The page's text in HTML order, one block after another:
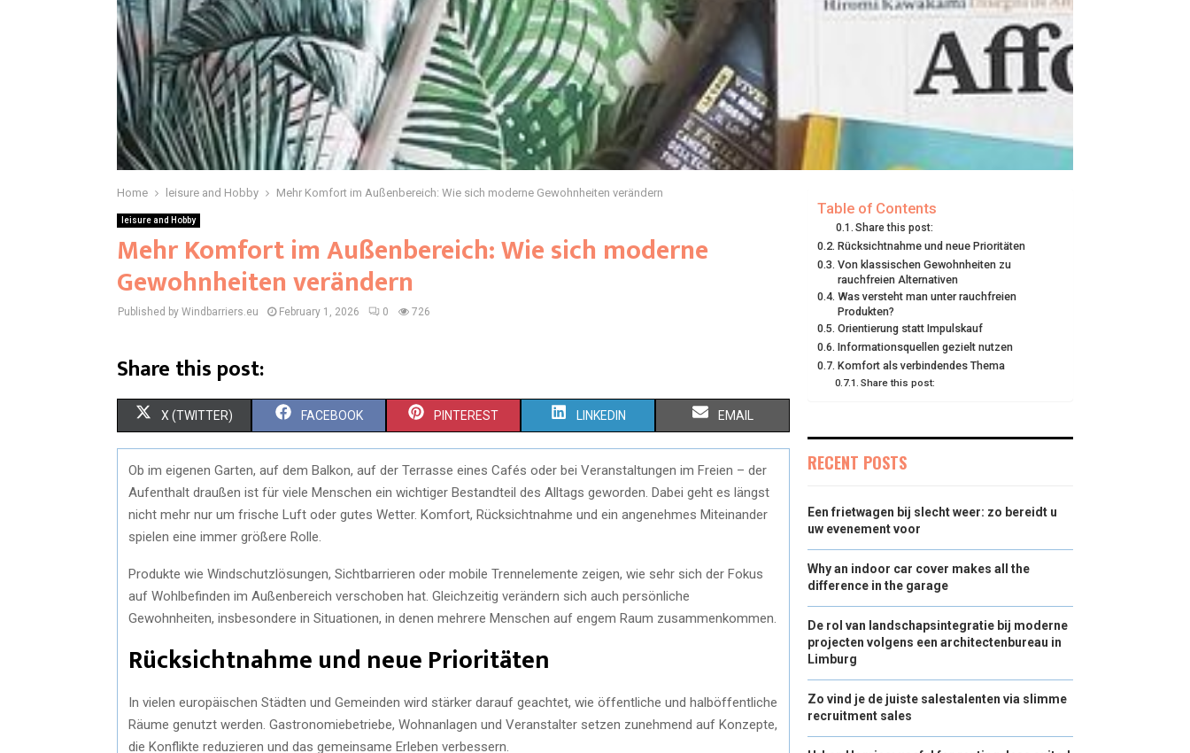
Home leisure and Hobby Mehr Komfort im Außenbereich: Wie sich moderne Gewohnheiten verändern
leisure and Hobby
Mehr Komfort im Außenbereich: Wie sich moderne
Gewohnheiten verändern
Published by Windbarriers.eu February 1, 2026 0 726
Share this post:
S
H
A
R
E
O
N
X (TWITTER) S
H
A
R
E
O
N
FACEBOOK S
H
A
R
O
N
PINTEREST S
H
A
R
O
N
LINKEDIN S
H
A
R
O
EMAIL
Ob im eigenen Garten, auf dem Balkon, auf der Terrasse eines Cafés oder bei Veranstaltungen im Freien – der
Aufenthalt draußen ist für viele Menschen ein wichtiger Bestandteil des Alltags geworden. Dabei geht es längst
nicht mehr nur um frische Luft oder gutes Wetter. Komfort, Rücksichtnahme und ein angenehmes Miteinander
spielen eine immer größere Rolle.
Produkte wie Windschutzlösungen, Sichtbarrieren oder mobile Trennelemente zeigen, wie sehr sich der Fokus
auf Wohlbefinden im Außenbereich verschoben hat. Gleichzeitig verändern sich auch persönliche
Gewohnheiten, insbesondere in Situationen, in denen mehrere Menschen auf engem Raum zusammenkommen.
Rücksichtnahme und neue Prioritäten
In vielen europäischen Städten und Gemeinden wird stärker darauf geachtet, wie öffentliche und halböffentliche
Räume genutzt werden. Gastronomiebetriebe, Wohnanlagen und Veranstalter setzen zunehmend auf Konzepte,
die Konflikte reduzieren und das gemeinsame Erleben verbessern.
Table of Contents
Share this post:
Rücksichtnahme und neue Prioritäten
Von klassischen Gewohnheiten zu
rauchfreien Alternativen
Was versteht man unter rauchfreien
Produkten?
Orientierung statt Impulskauf
Informationsquellen gezielt nutzen
Komfort als verbindendes Thema
Share this post:
RECENT POSTS
Een frietwagen bij slecht weer: zo bereidt u
uw evenement voor
Why an indoor car cover makes all the
difference in the garage
De rol van landschapsintegratie bij moderne
projecten volgens een architectenbureau in
Limburg
Zo vind je de juiste salestalenten via slimme
recruitment sales